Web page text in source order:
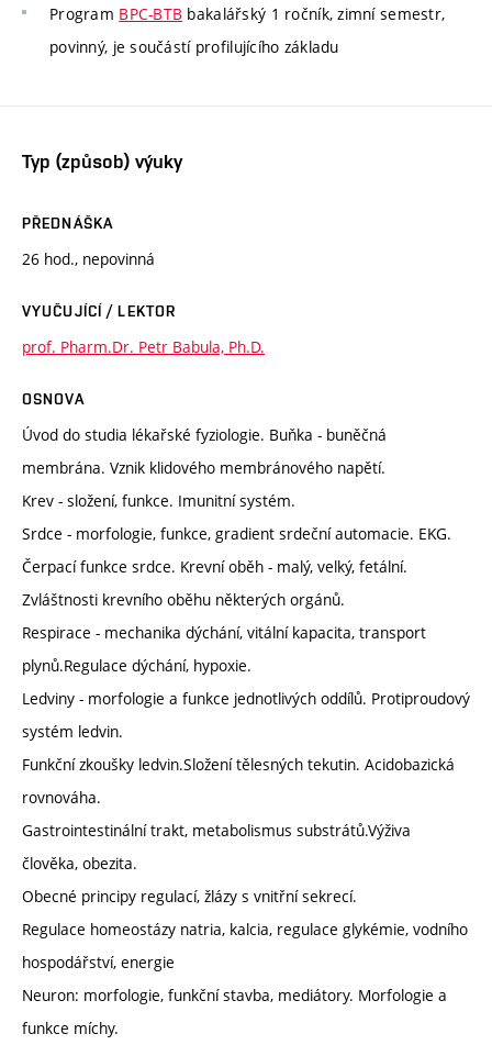
Program BPC-BTB bakalářský 1 ročník, zimní semestr,
povinný, je součástí profilujícího základu
Typ (způsob) výuky
PŘEDNÁŠKA
26 hod., nepovinná
VYUČUJÍCÍ / LEKTOR
prof. Pharm.Dr. Petr Babula, Ph.D.
OSNOVA
Úvod do studia lékařské fyziologie. Buňka - buněčná
membrána. Vznik klidového membránového napětí.
Krev - složení, funkce. Imunitní systém.
Srdce - morfologie, funkce, gradient srdeční automacie. EKG.
Čerpací funkce srdce. Krevní oběh - malý, velký, fetální.
Zvláštnosti krevního oběhu některých orgánů.
Respirace - mechanika dýchání, vitální kapacita, transport
plynů.Regulace dýchání, hypoxie.
Ledviny - morfologie a funkce jednotlivých oddílů. Protiproudový
systém ledvin.
Funkční zkoušky ledvin.Složení tělesných tekutin. Acidobazická
rovnováha.
Gastrointestinální trakt, metabolismus substrátů.Výživa
člověka, obezita.
Obecné principy regulací, žlázy s vnitřní sekrecí.
Regulace homeostázy natria, kalcia, regulace glykémie, vodního
hospodářství, energie
Neuron: morfologie, funkční stavba, mediátory. Morfologie a
funkce míchy.